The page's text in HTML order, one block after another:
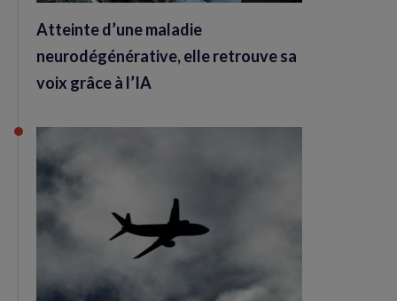
Atteinte d’une maladie
neurodégénérative, elle retrouve sa
voix grâce à l’IA